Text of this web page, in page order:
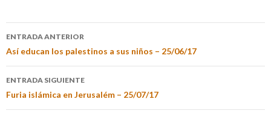
ENTRADA ANTERIOR
Así educan los palestinos a sus niños – 25/06/17
ENTRADA SIGUIENTE
Furia islámica en Jerusalém – 25/07/17